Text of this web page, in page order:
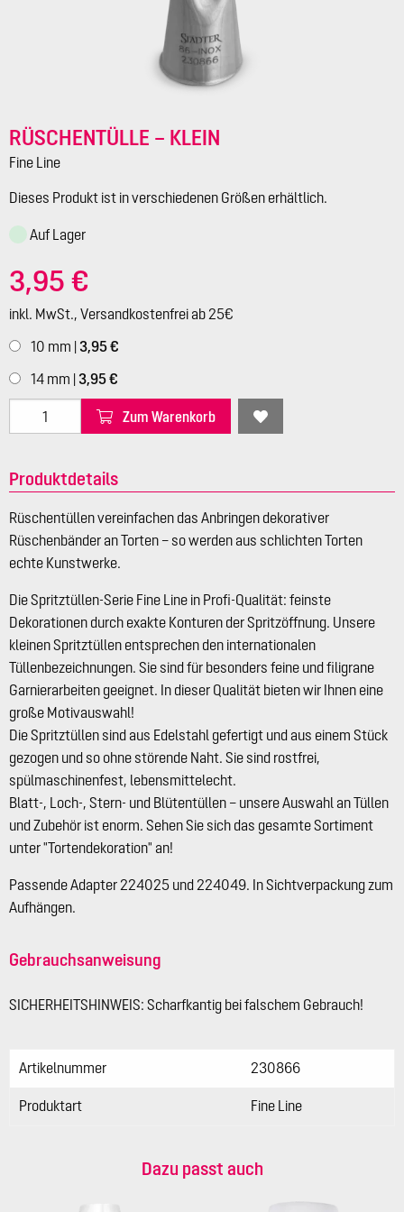
RÜSCHENTÜLLE – KLEIN
Fine Line
Dieses Produkt ist in verschiedenen Größen erhältlich.
Auf Lager
3,95 €
inkl. MwSt., Versandkostenfrei ab 25€
10 mm | 3,95 €
14 mm | 3,95 €
Zum Warenkorb
Produktdetails
Rüschentüllen vereinfachen das Anbringen dekorativer
Rüschenbänder an Torten – so werden aus schlichten Torten
echte Kunstwerke.
Die Spritztüllen-Serie Fine Line in Profi-Qualität: feinste
Dekorationen durch exakte Konturen der Spritzöffnung. Unsere
kleinen Spritztüllen entsprechen den internationalen
Tüllenbezeichnungen. Sie sind für besonders feine und filigrane
Garnierarbeiten geeignet. In dieser Qualität bieten wir Ihnen eine
große Motivauswahl!
Die Spritztüllen sind aus Edelstahl gefertigt und aus einem Stück
gezogen und so ohne störende Naht. Sie sind rostfrei,
spülmaschinenfest, lebensmittelecht.
Blatt-, Loch-, Stern- und Blütentüllen – unsere Auswahl an Tüllen
und Zubehör ist enorm. Sehen Sie sich das gesamte Sortiment
unter "Tortendekoration" an!
Passende Adapter 224025 und 224049. In Sichtverpackung zum
Aufhängen.
Gebrauchsanweisung
SICHERHEITSHINWEIS: Scharfkantig bei falschem Gebrauch!
Artikelnummer 230866
Produktart Fine Line
Dazu passt auch